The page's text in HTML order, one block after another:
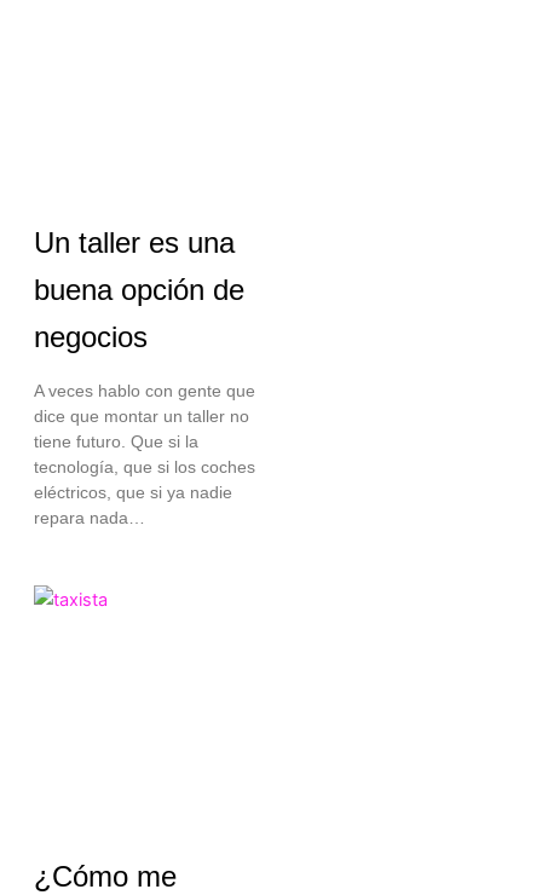
Un taller es una
buena opción de
negocios
A veces hablo con gente que
dice que montar un taller no
tiene futuro. Que si la
tecnología, que si los coches
eléctricos, que si ya nadie
repara nada…
¿Cómo me